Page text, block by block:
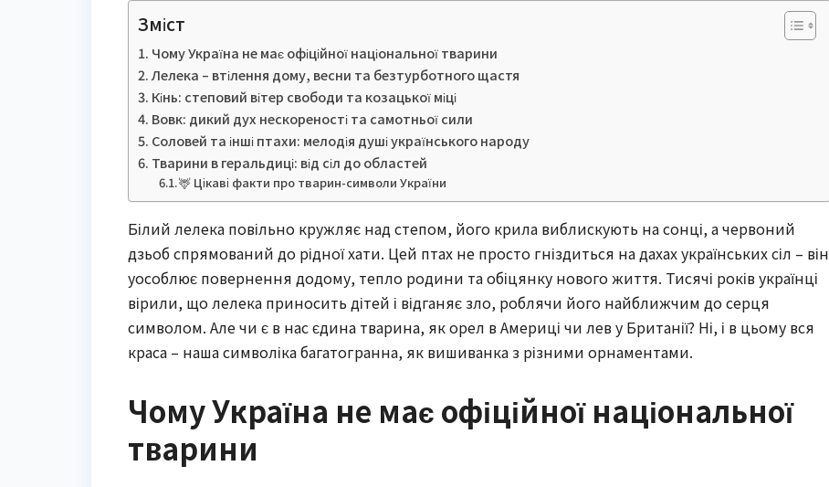
Зміст
Чому Україна не має офіційної національної тварини
Лелека – втілення дому, весни та безтурботного щастя
Кінь: степовий вітер свободи та козацької міці
Вовк: дикий дух нескореності та самотньої сили
Соловей та інші птахи: мелодія душі українського народу
Тварини в геральдиці: від сіл до областей
🦌 Цікаві факти про тварин-символи України
Білий лелека повільно кружляє над степом, його крила виблискують на сонці, а червоний
дзьоб спрямований до рідної хати. Цей птах не просто гніздиться на дахах українських сіл – він
уособлює повернення додому, тепло родини та обіцянку нового життя. Тисячі років українці
вірили, що лелека приносить дітей і відганяє зло, роблячи його найближчим до серця
символом. Але чи є в нас єдина тварина, як орел в Америці чи лев у Британії? Ні, і в цьому вся
краса – наша символіка багатогранна, як вишиванка з різними орнаментами.
Чому Україна не має офіційної національної
тварини